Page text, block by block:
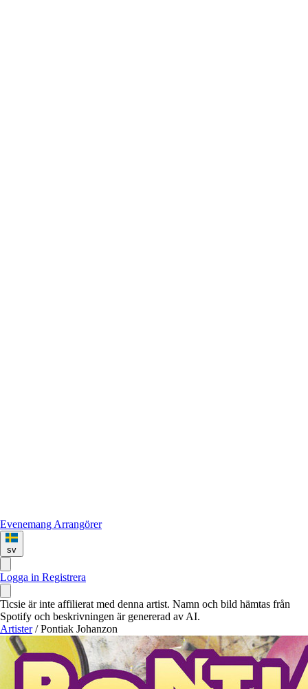
Evenemang Arrangörer
sv
Logga in Registrera
Ticsie är inte affilierat med denna artist. Namn och bild hämtas från
Spotify och beskrivningen är genererad av AI.
Artister / Pontiak Johanzon